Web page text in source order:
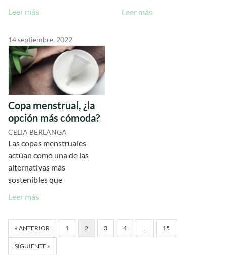
Leer más
Leer más
14 septiembre, 2022
Copa menstrual, ¿la
opción más cómoda?
CELIA BERLANGA
Las copas menstruales
actúan como una de las
alternativas más
sostenibles que
Leer más
« ANTERIOR 1 2 3 4 … 15
SIGUIENTE »